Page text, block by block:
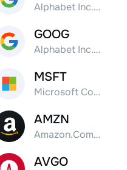
Alphabet Inc. Class A Common Stock
GOOG
Alphabet Inc. Class C Capital Stock
MSFT
Microsoft Corp
AMZN
Amazon.Com Inc
AVGO